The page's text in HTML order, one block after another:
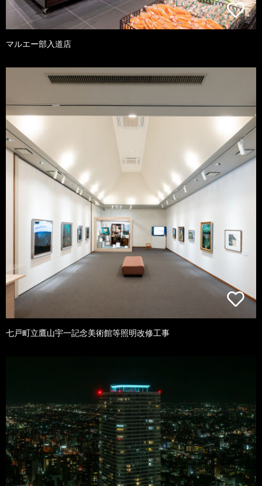
マルエー部入道店
七戸町立鷹山宇一記念美術館等照明改修工事